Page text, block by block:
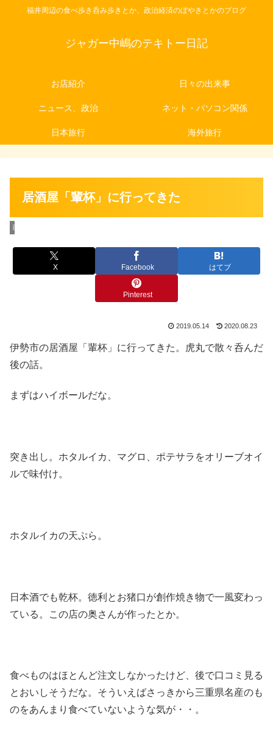
福井周辺の食べ歩き呑み歩きとか、政治経済のぼやきとかのブログ
ジャガー中嶋のテキトー日記
お店紹介 日々の出来事
ニュース、政治 ネット・パソコン関係
日本旅行 海外旅行
居酒屋「輩杯」に行ってきた
日本旅行
X Facebook はてブ
Pinterest
2019.05.14 2020.08.23
伊勢市の居酒屋「輩杯」に行ってきた。虎丸で散々呑んだ
後の話。
まずはハイボールだな。
突き出し。ホタルイカ、マグロ、ポテサラをオリーブオイ
ルで味付け。
ホタルイカの天ぷら。
日本酒でも乾杯。徳利とお猪口が創作焼き物で一風変わっ
ている。この店の奥さんが作ったとか。
食べものはほとんど注文しなかったけど、後で口コミ見る
とおいしそうだな。そういえばさっきから三重県名産のも
のをあんまり食べていないような気が・・。